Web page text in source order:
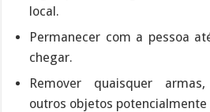
local.
Permanecer com a pessoa
chegar.
Remover quaisquer
outros objetos potencialmente